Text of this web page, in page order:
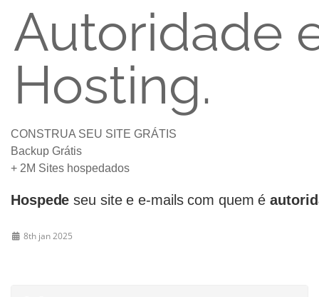
Autoridade
Hosting.
CONSTRUA SEU SITE GRÁTIS
Backup Grátis
+ 2M Sites hospedados
Hospede seu site e e-mails com quem é
8th jan 2025